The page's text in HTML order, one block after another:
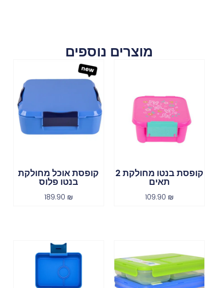
מוצרים נוספים
קופסת בנטו מחולקת 2
תאים
109.90 ₪
קופסת אוכל מחולקת
בנטו פלוס
189.90 ₪